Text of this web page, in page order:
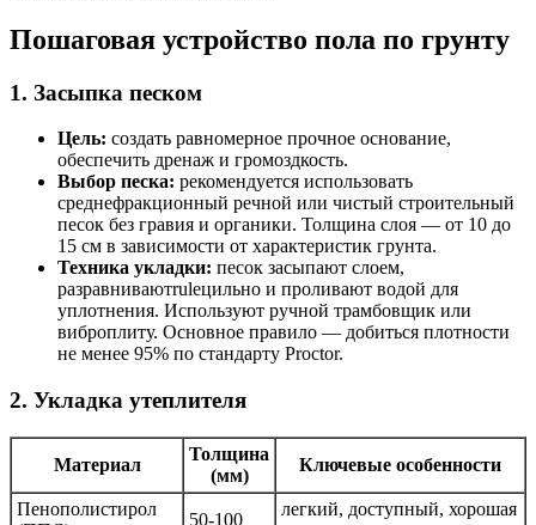
Пошаговая устройство пола по грунту
1. Засыпка песком
Цель: создать равномерное прочное основание,
обеспечить дренаж и громоздкость.
Выбор песка: рекомендуется использовать
среднефракционный речной или чистый строительный
песок без гравия и органики. Толщина слоя — от 10 до
15 см в зависимости от характеристик грунта.
Техника укладки: песок засыпают слоем,
разравниваютruleцильно и проливают водой для
уплотнения. Используют ручной трамбовщик или
виброплиту. Основное правило — добиться плотности
не менее 95% по стандарту Proctor.
2. Укладка утеплителя
Материал
Толщина
(мм)
Ключевые особенности
Пенополистирол
50-100
легкий, доступный, хорошая